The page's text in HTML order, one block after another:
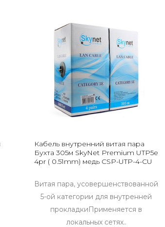
Кабель внутренний витая пара
Бухта 305м SkyNet Premium UTP5e
4pr ( 0.51mm) медь CSP-UTP-4-CU
Витая пара, усовершенствованной
5-ой категории для внутренней
прокладкиПрименяется в
локальных сетях..